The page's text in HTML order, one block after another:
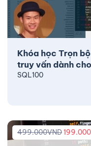
Khóa học Trọn
truy vấn dành
SQL100
499.000VND199.000